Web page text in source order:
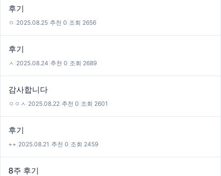
후기
ㅇ 2025.08.25 추천 0 조회 2656
후기
ㅅ 2025.08.24 추천 0 조회 2689
감사합니다
ㅇㅇㅅ 2025.08.22 추천 0 조회 2601
후기
++ 2025.08.21 추천 0 조회 2459
8주 후기